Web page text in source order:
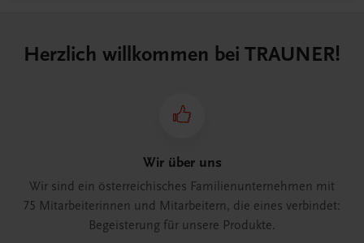
Herzlich willkommen bei TRAUNER!
Wir über uns
Wir sind ein österreichisches Familienunternehmen mit
75 Mitarbeiterinnen und Mitarbeitern, die eines verbindet:
Begeisterung für unsere Produkte.